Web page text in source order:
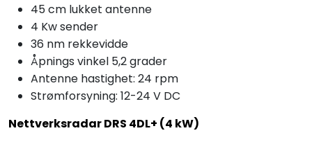
45 cm lukket antenne
4 Kw sender
36 nm rekkevidde
Åpnings vinkel 5,2 grader
Antenne hastighet: 24 rpm
Strømforsyning: 12-24 V DC
Nettverksradar DRS 4DL+ (4 kW)